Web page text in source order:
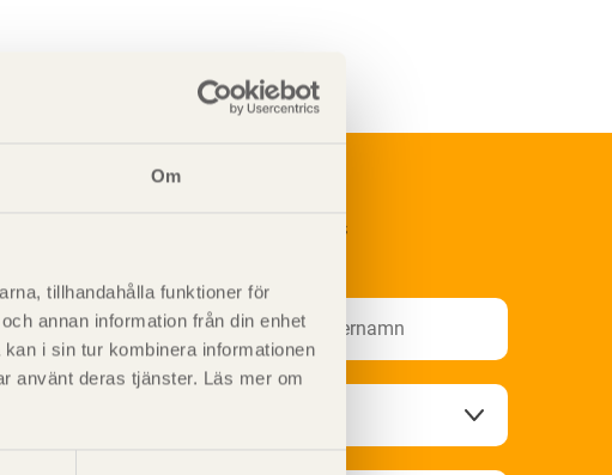
Om
tillhandahålla funktioner för
annan information från din enhet
i sin tur kombinera informationen
använt deras tjänster. Läs mer om
Prenumerera på Svenskt Träs